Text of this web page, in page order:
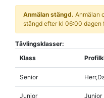
Anmälan stängd. Anmälan
stängd efter kl 06:00 dagen
Tävlingsklasser:
Klass
Senior
Junior Junior